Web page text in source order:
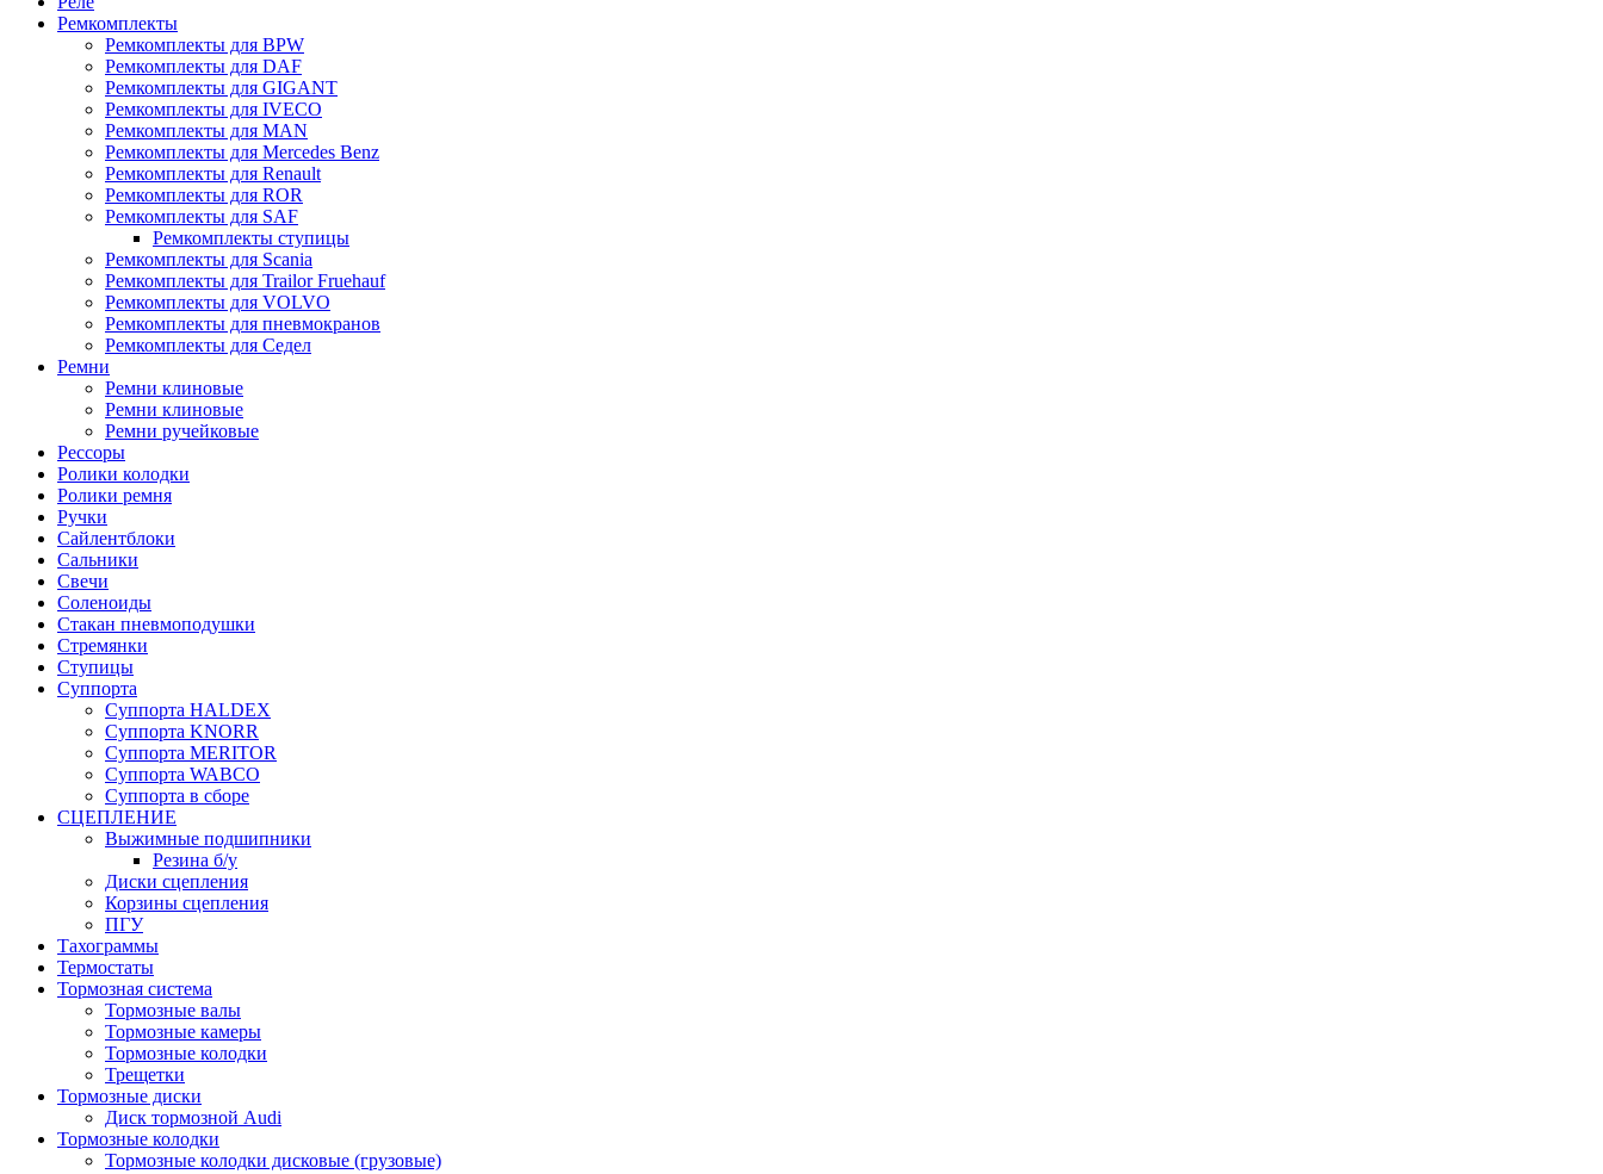
Ремкомплекты
Ремкомплекты для BPW
Ремкомплекты для DAF
Ремкомплекты для GIGANT
Ремкомплекты для IVECO
Ремкомплекты для MAN
Ремкомплекты для Mercedes Benz
Ремкомплекты для Renault
Ремкомплекты для ROR
Ремкомплекты для SAF
Ремкомплекты ступицы
Ремкомплекты для Scania
Ремкомплекты для Trailor Fruehauf
Ремкомплекты для VOLVO
Ремкомплекты для пневмокранов
Ремкомплекты для Седел
Ремни
Ремни клиновые
Ремни клиновые
Ремни ручейковые
Рессоры
Ролики колодки
Ролики ремня
Ручки
Сайлентблоки
Сальники
Свечи
Соленоиды
Стакан пневмоподушки
Стремянки
Ступицы
Суппорта
Суппорта HALDEX
Суппорта KNORR
Суппорта MERITOR
Суппорта WABCO
Суппорта в сборе
СЦЕПЛЕНИЕ
Выжимные подшипники
Резина б/у
Диски сцепления
Корзины сцепления
ПГУ
Тахограммы
Термостаты
Тормозная система
Тормозные валы
Тормозные камеры
Тормозные колодки
Трещетки
Тормозные диски
Диск тормозной Audi
Тормозные колодки
Тормозные колодки дисковые (грузовые)